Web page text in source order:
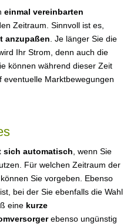
einmal vereinbarten
Zeitraum. Sinnvoll ist es,
anzupaßen . Je länger Sie die
Ihr Strom, denn auch die
können während dieser Zeit
eventuelle Marktbewegungen
sich automatisch , wenn Sie
Für welchen Zeitraum der
Sie vorgeben. Ebenso
bei der Sie ebenfalls die Wahl
eine kurze
ebenso ungünstig